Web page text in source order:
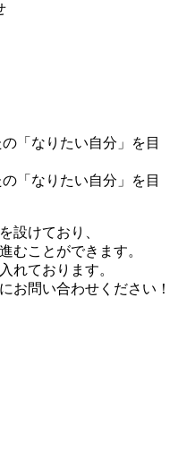
設けており、
むことができます。
れております。
お問い合わせください！